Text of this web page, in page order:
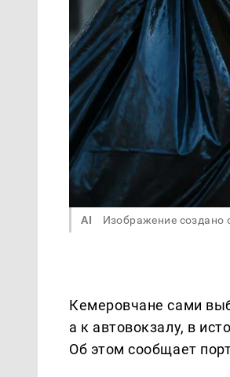
AI Изображение
Кемеровчане сами
а к автовокзалу, в
Об этом сообщает